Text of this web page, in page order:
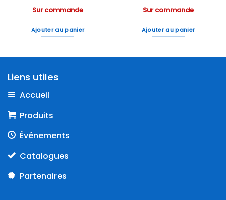
Sur commande
Ajouter au panier
Sur commande
Ajouter au panier
Liens utiles
Accueil
Produits
Événements
Catalogues
Partenaires